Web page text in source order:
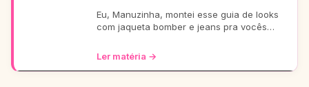
Eu, Manuzinha, montei esse guia de looks
com jaqueta bomber e jeans pra vocês
Tudo testado e aprova
Ler matéria →